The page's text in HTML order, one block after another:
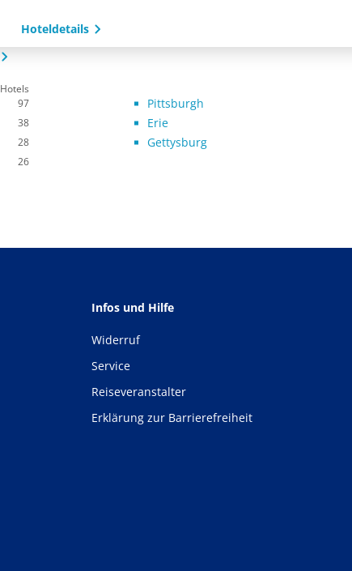
Hoteldetails
Hotels
97 Pittsburgh
38 Erie
28 Gettysburg
26
Infos und Hilfe
Widerruf
Service
Reiseveranstalter
Erklärung zur Barrierefreiheit